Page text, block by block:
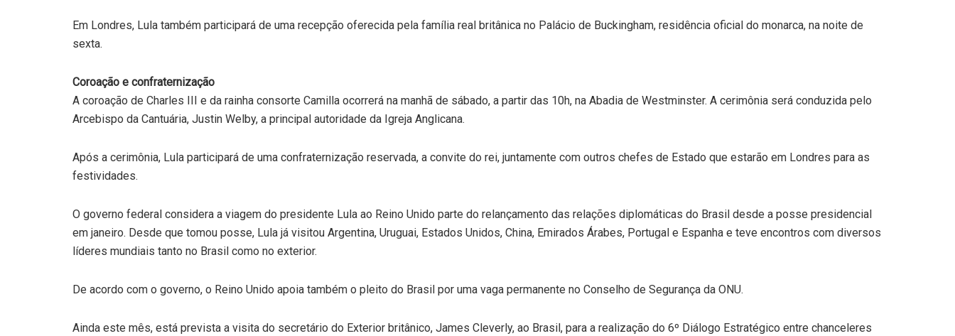
Em Londres, Lula também participará de uma recepção oferecida pela família real britânica no Palácio de Buckingham, residência oficial do monarca, na noite de
sexta.
Coroação e confraternização
A coroação de Charles III e da rainha consorte Camilla ocorrerá na manhã de sábado, a partir das 10h, na Abadia de Westminster. A cerimônia será conduzida pelo
Arcebispo da Cantuária, Justin Welby, a principal autoridade da Igreja Anglicana.
Após a cerimônia, Lula participará de uma confraternização reservada, a convite do rei, juntamente com outros chefes de Estado que estarão em Londres para as
festividades.
O governo federal considera a viagem do presidente Lula ao Reino Unido parte do relançamento das relações diplomáticas do Brasil desde a posse presidencial
em janeiro. Desde que tomou posse, Lula já visitou Argentina, Uruguai, Estados Unidos, China, Emirados Árabes, Portugal e Espanha e teve encontros com diversos
líderes mundiais tanto no Brasil como no exterior.
De acordo com o governo, o Reino Unido apoia também o pleito do Brasil por uma vaga permanente no Conselho de Segurança da ONU.
Ainda este mês, está prevista a visita do secretário do Exterior britânico, James Cleverly, ao Brasil, para a realização do 6º Diálogo Estratégico entre chanceleres